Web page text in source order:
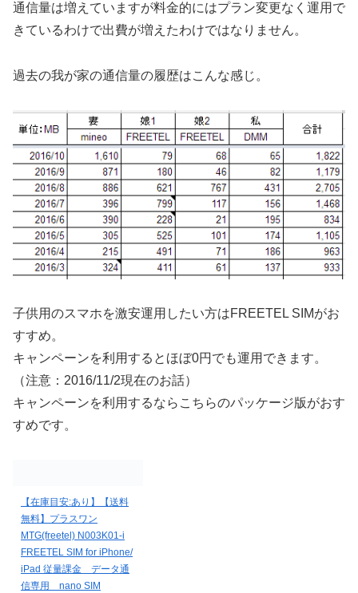
通信量は増えていますが料金的にはプラン変更なく運用で
きているわけで出費が増えたわけではなりません。
過去の我が家の通信量の履歴はこんな感じ。
子供用のスマホを激安運用したい方はFREETEL SIMがお
すすめ。
キャンペーンを利用するとほぼ0円でも運用できます。
（注意：2016/11/2現在のお話）
キャンペーンを利用するならこちらのパッケージ版がおす
すめです。
【在庫目安:あり】【送料
無料】プラスワン
MTG(freetel) N003K01-i
FREETEL SIM for iPhone/
iPad 従量課金 データ通
信専用 nano SIM